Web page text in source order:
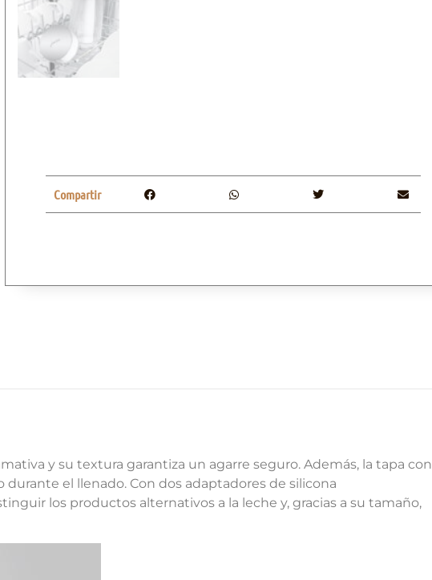
Compartir
y su textura garantiza un agarre seguro. Además, la tapa con
el llenado. Con dos adaptadores de silicona
los productos alternativos a la leche y, gracias a su tamaño,